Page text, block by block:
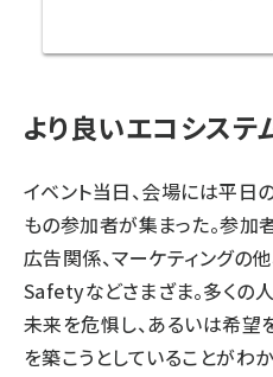
より良いエコシス
イベント当日、会場には平日
もの参加者が集まった。参加
広告関係、マーケティングの
Safetyなどさまざま。多くの
未来を危惧し、あるいは希望
を築こうとしていることがわか